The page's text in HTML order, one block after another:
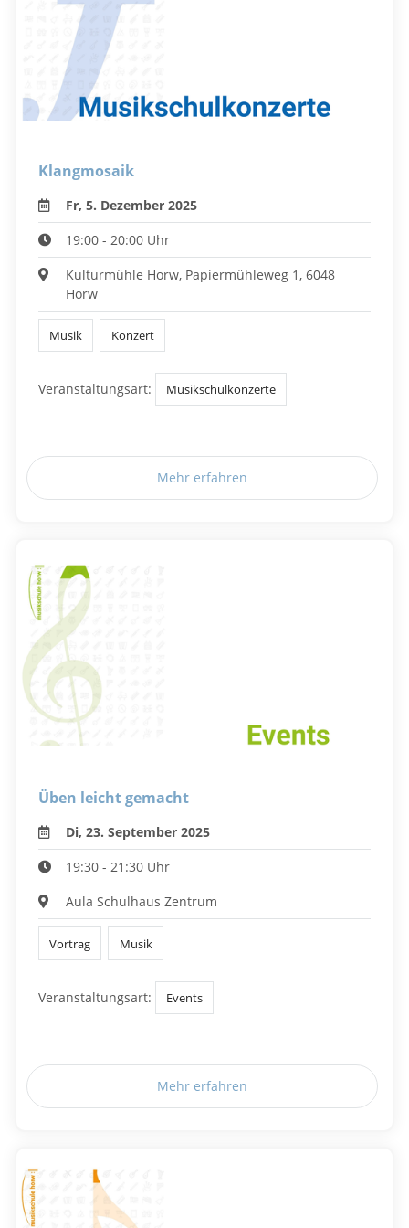
Klangmosaik
Fr, 5. Dezember 2025
19:00 - 20:00 Uhr
Kulturmühle Horw, Papiermühleweg 1, 6048
Horw
Musik Konzert
Veranstaltungsart: Musikschulkonzerte
Mehr erfahren
Üben leicht gemacht
Di, 23. September 2025
19:30 - 21:30 Uhr
Aula Schulhaus Zentrum
Vortrag Musik
Veranstaltungsart: Events
Mehr erfahren